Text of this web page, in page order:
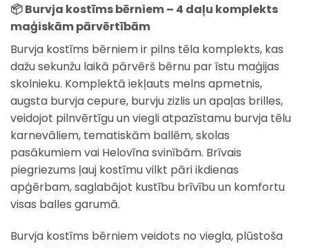
📦 Burvja kostīms bērniem – 4 daļu komplekts
maģiskām pārvērtībām
Burvja kostīms bērniem ir pilns tēla komplekts, kas
dažu sekunžu laikā pārvērš bērnu par īstu maģijas
skolnieku. Komplektā iekļauts melns apmetnis,
augsta burvja cepure, burvju zizlis un apaļas brilles,
veidojot pilnvērtīgu un viegli atpazīstamu burvja tēlu
karnevāliem, tematiskām ballēm, skolas
pasākumiem vai Helovīna svinībām. Brīvais
piegriezums ļauj kostīmu vilkt pāri ikdienas
apģērbam, saglabājot kustību brīvību un komfortu
visas balles garumā.
Burvja kostīms bērniem veidots no viegla, plūstoša